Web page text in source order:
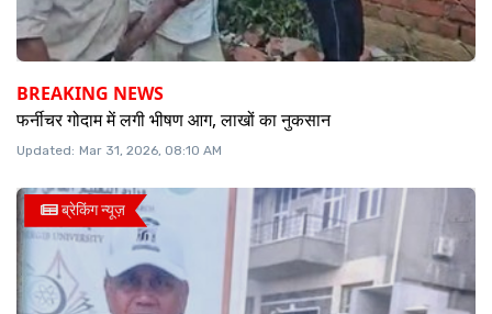
BREAKING NEWS
फर्नीचर गोदाम में लगी भीषण आग, लाखों का नुकसान
Updated: Mar 31, 2026, 08:10 AM
ब्रेकिंग न्यूज़